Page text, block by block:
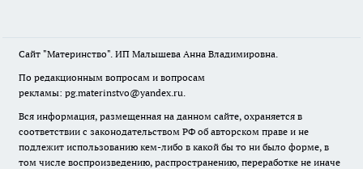
Сайт "Материнство". ИП Малышева Анна Владимировна.
По редакционным вопросам и вопросам
рекламы: pg.materinstvo@yandex.ru.
Вся информация, размещенная на данном сайте, охраняется в
соответствии с законодательством РФ об авторском праве и не
подлежит использованию кем-либо в какой бы то ни было форме, в
том числе воспроизведению, распространению, переработке не иначе